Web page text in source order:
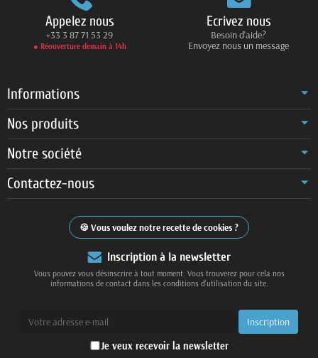
Appelez nous
+33 3 87 71 53 29
● Réouverture demain à 14h
Ecrivez nous
Besoin d'aide?
Envoyez nous un message
Informations
Nos produits
Notre société
Contactez-nous
Vous voulez notre recette de cookies ?
Inscription à la newsletter
Vous pouvez vous désinscrire à tout moment. Vous trouverez pour cela nos
informations de contact dans les conditions d'utilisation du site.
Je veux recevoir la newsletter